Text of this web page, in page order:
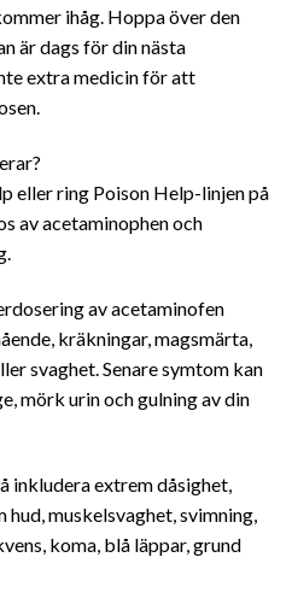
ihåg. Hoppa över den
är dags för din nästa
extra medicin för att
eller ring Poison Help-linjen på
av acetaminophen och
av acetaminofen
kräkningar, magsmärta,
svaghet. Senare symtom kan
mörk urin och gulning av din
inkludera extrem dåsighet,
muskelsvaghet, svimning,
koma, blå läppar, grund